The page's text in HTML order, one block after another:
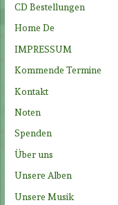
h
:
CD Bestellungen
Home De
IMPRESSUM
Kommende Termine
Kontakt
Noten
Spenden
Über uns
Unsere Alben
Unsere Musik